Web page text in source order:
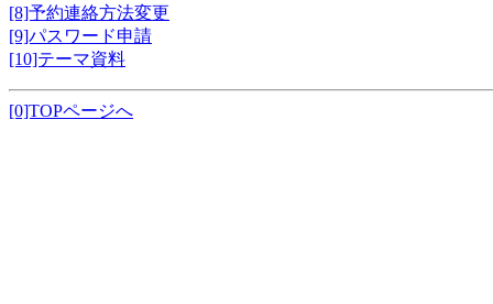
[8]予約連絡方法変更
[9]パスワード申請
[10]テーマ資料
[0]TOPページへ